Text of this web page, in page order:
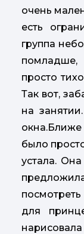
очень
есть
группа
помладше,
просто
Так вот,
на
было
устала.
для